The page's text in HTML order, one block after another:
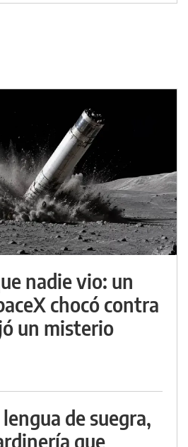
nadie vio: un
chocó contra
un misterio
de suegra,
que